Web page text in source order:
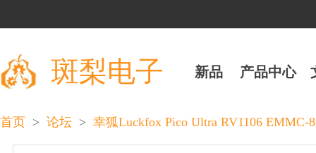
斑梨电子 新品 产品中心
首页 > 论坛 > 幸狐Luckfox Pico Ultra RV1106